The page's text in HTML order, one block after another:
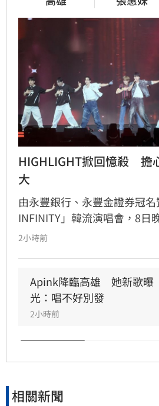
HIGHLIGHT掀回憶殺　擔
大
由永豐銀行、永豐金證券冠名
INFINITY」韓流演唱會，8日
力開唱，集結NEWBEAT、
熱情應援，尖叫與歡呼聲一
HIGHLIGHT壓軸接管舞台，
潮。
2小時前
Apink降臨高雄　她新歌曝
光：唱不好別發
2小時前
相關新聞